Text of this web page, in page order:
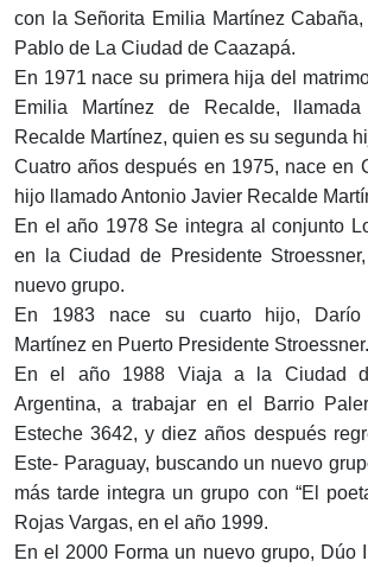
con la Señorita Emilia Martínez
Pablo de La Ciudad de Caazapá.
En 1971 nace su primera hija del
Emilia Martínez de Recalde,
Recalde Martínez, quien es su segunda
Cuatro años después en 1975, nace en
hijo llamado Antonio Javier Recalde
En el año 1978 Se integra al conjunto
en la Ciudad de Presidente
nuevo grupo.
En 1983 nace su cuarto hijo, Darío
Martínez en Puerto Presidente Stroessner.
En el año 1988 Viaja a la Ciudad
Argentina, a trabajar en el Barrio
Esteche 3642, y diez años después
Este- Paraguay, buscando un nuevo
más tarde integra un grupo con “El
Rojas Vargas, en el año 1999.
En el 2000 Forma un nuevo grupo, Dúo